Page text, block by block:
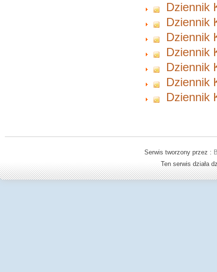
Dziennik
Dziennik
Dziennik
Dziennik
Dziennik
Dziennik
Dziennik
Serwis tworzony przez :
Ten serwis działa